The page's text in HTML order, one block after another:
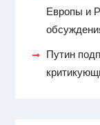
Европы и
Путин